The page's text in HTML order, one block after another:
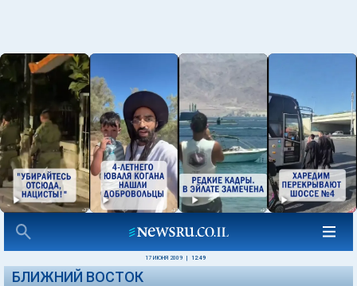
17 ИЮНЯ 2009 12:49
БЛИЖНИЙ ВОСТОК